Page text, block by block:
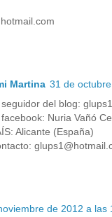
Martina 31 de
del blog: glups1
Nuria Vañó
Alicante (España)
de 2012 a las